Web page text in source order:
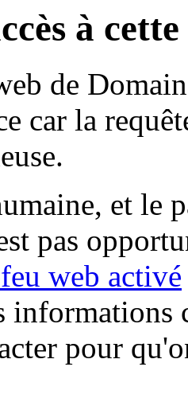
à
de
car la
et le
pas
web activé
informations
pour